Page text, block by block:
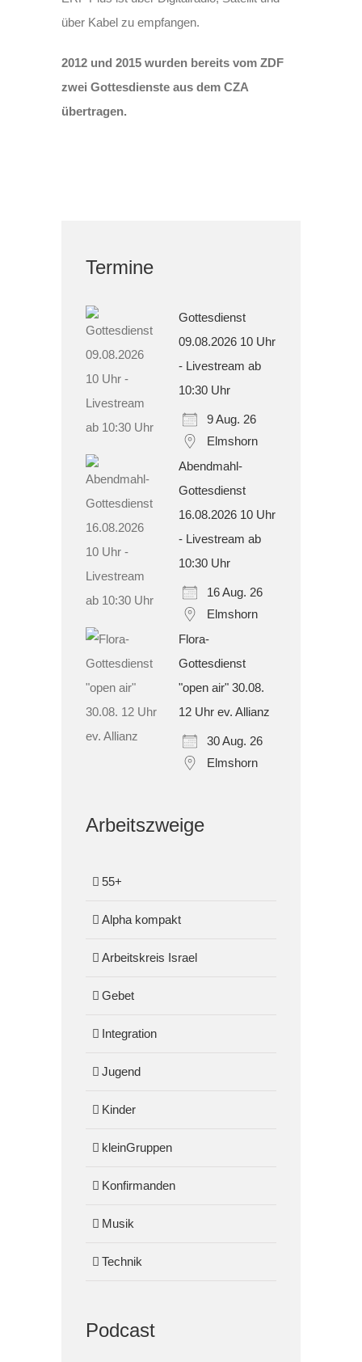
über Kabel zu empfangen.
2012 und 2015 wurden bereits vom ZDF
zwei Gottesdienste aus dem CZA
übertragen.
Termine
Gottesdienst
09.08.2026 10 Uhr
- Livestream ab
10:30 Uhr
9 Aug. 26
Elmshorn
Abendmahl-
Gottesdienst
16.08.2026 10 Uhr
- Livestream ab
10:30 Uhr
16 Aug. 26
Elmshorn
Flora-
Gottesdienst
"open air" 30.08.
12 Uhr ev. Allianz
30 Aug. 26
Elmshorn
Arbeitszweige
55+
Alpha kompakt
Arbeitskreis Israel
Gebet
Integration
Jugend
Kinder
kleinGruppen
Konfirmanden
Musik
Technik
Podcast